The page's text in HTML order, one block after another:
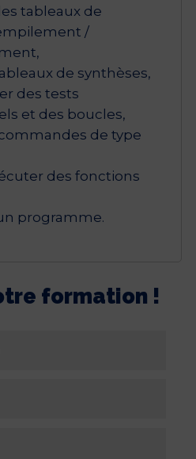
tableaux de
/
de synthèses,
des tests
et des boucles,
de type
des fonctions
programme.
formation !